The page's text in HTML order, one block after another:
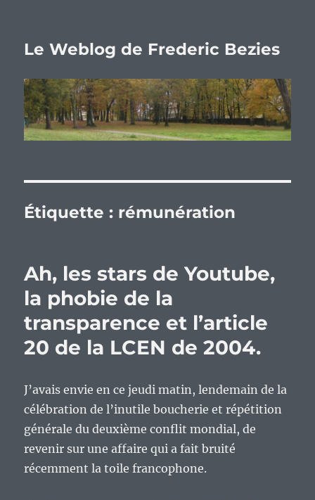
Le Weblog de Frederic Bezies
Étiquette : rémunération
Ah, les stars de Youtube,
la phobie de la
transparence et l’article
20 de la LCEN de 2004.
J’avais envie en ce jeudi matin, lendemain de la
célébration de l’inutile boucherie et répétition
générale du deuxième conflit mondial, de
revenir sur une affaire qui a fait bruité
récemment la toile francophone.